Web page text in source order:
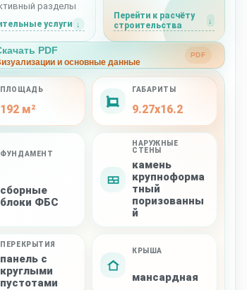
ПЛОЩАДЬ
192 м²
ГАБАРИТЫ
9.27x16.2
ФУНДАМЕНТ
сборные
блоки ФБС
НАРУЖНЫЕ
СТЕНЫ
камень
крупноформа
тный
поризованны
й
ПЕРЕКРЫТИЯ
панель с
круглыми
пустотами
КРЫША
мансардная
разделы
услуги
Перейти к расчёту
строительства
PDF
и основные данные
PDF